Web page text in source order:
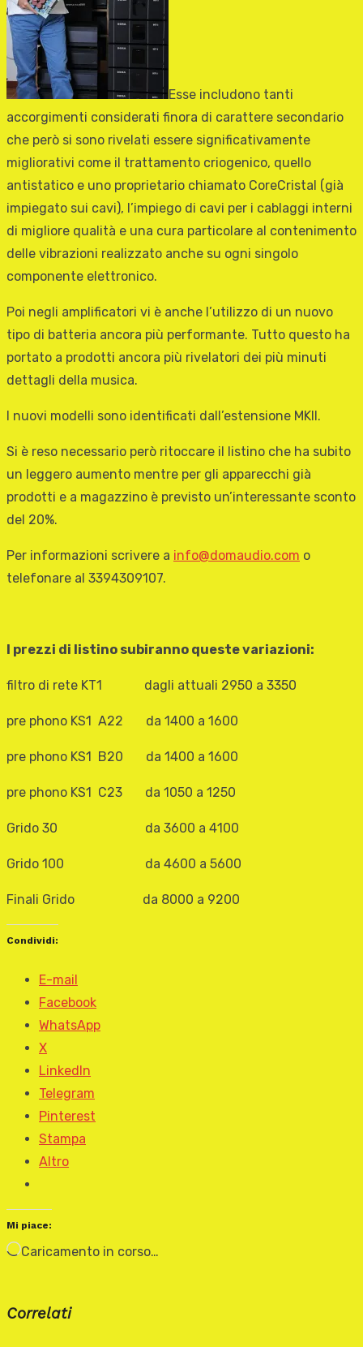
Esse includono tanti
accorgimenti considerati finora di carattere secondario
che però si sono rivelati essere significativamente
migliorativi come il trattamento criogenico, quello
antistatico e uno proprietario chiamato CoreCristal (già
impiegato sui cavi), l’impiego di cavi per i cablaggi interni
di migliore qualità e una cura particolare al contenimento
delle vibrazioni realizzato anche su ogni singolo
componente elettronico.
Poi negli amplificatori vi è anche l’utilizzo di un nuovo
tipo di batteria ancora più performante. Tutto questo ha
portato a prodotti ancora più rivelatori dei più minuti
dettagli della musica.
I nuovi modelli sono identificati dall’estensione MKII.
Si è reso necessario però ritoccare il listino che ha subito
un leggero aumento mentre per gli apparecchi già
prodotti e a magazzino è previsto un’interessante sconto
del 20%.
Per informazioni scrivere a info@domaudio.com o
telefonare al 3394309107.
I prezzi di listino subiranno queste variazioni:
filtro di rete KT1 dagli attuali 2950 a 3350
pre phono KS1 A22 da 1400 a 1600
pre phono KS1 B20 da 1400 a 1600
pre phono KS1 C23 da 1050 a 1250
Grido 30 da 3600 a 4100
Grido 100 da 4600 a 5600
Finali Grido da 8000 a 9200
Condividi:
E-mail
Facebook
WhatsApp
X
LinkedIn
Telegram
Pinterest
Stampa
Altro
Mi piace:
Caricamento in corso…
Correlati